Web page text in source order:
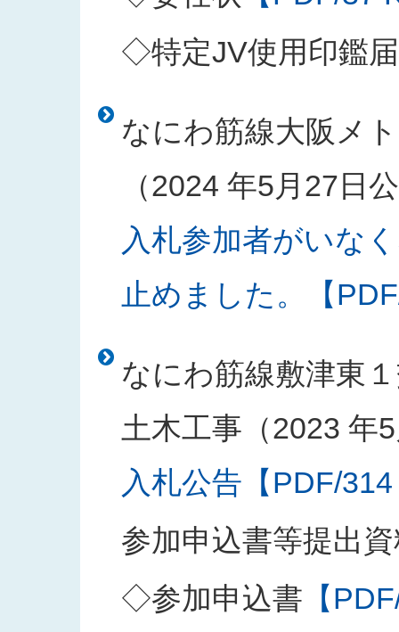
◇特定JV使用印鑑届
なにわ筋線大阪メ
（2024 年5月27日
入札参加者がいな
止めました。【
なにわ筋線敷津東
土木工事（2023 年
入札公告【PDF/
参加申込書等提出
◇参加申込書 【